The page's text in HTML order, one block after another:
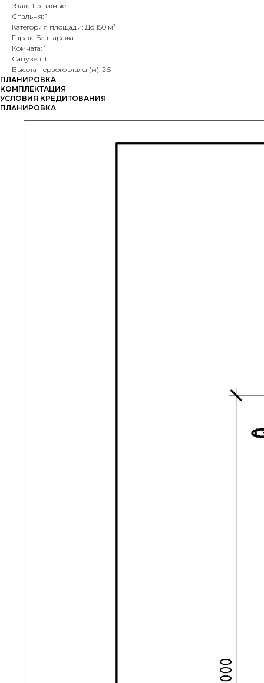
Этаж: 1-этажные
Спальня: 1
Категория площади: До 150 м²
Гараж: Без гаража
Комната: 1
Санузел: 1
Высота первого этажа (м): 2,5
ПЛАНИРОВКА
КОМПЛЕКТАЦИЯ
УСЛОВИЯ КРЕДИТОВАНИЯ
ПЛАНИРОВКА